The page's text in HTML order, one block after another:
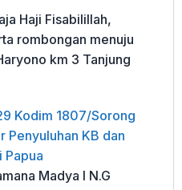
Haji Fisabilillah,
rombongan menuju
km 3 Tanjung
Kodim 1807/Sorong
Penyuluhan KB dan
Papua
Madya I N.G